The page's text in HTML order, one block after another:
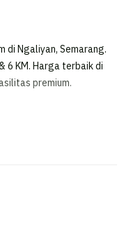
di Ngaliyan, Semarang.
6 KM. Harga terbaik di
premium.